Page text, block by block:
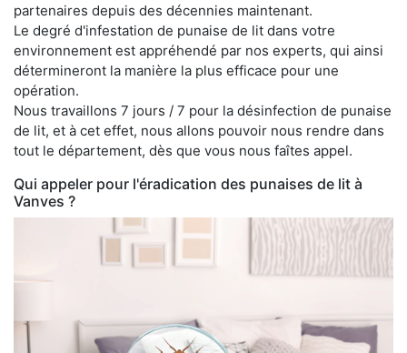
partenaires depuis des décennies maintenant.
Le degré d'infestation de punaise de lit dans votre
environnement est appréhendé par nos experts, qui ainsi
détermineront la manière la plus efficace pour une
opération.
Nous travaillons 7 jours / 7 pour la désinfection de punaise
de lit, et à cet effet, nous allons pouvoir nous rendre dans
tout le département, dès que vous nous faîtes appel.
Qui appeler pour l'éradication des punaises de lit à
Vanves ?